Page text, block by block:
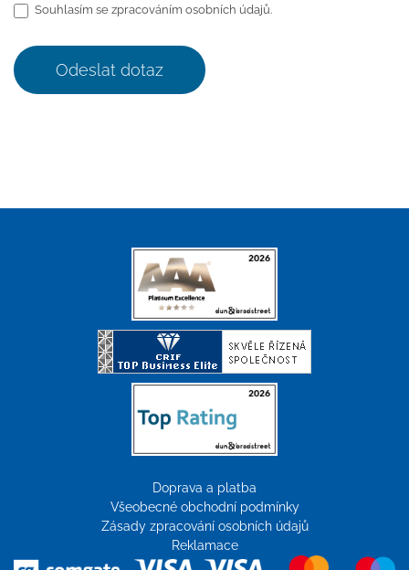
Souhlasím se zpracováním osobních údajů.
Odeslat dotaz
Doprava a platba
Všeobecné obchodní podmínky
Zásady zpracování osobních údajů
Reklamace